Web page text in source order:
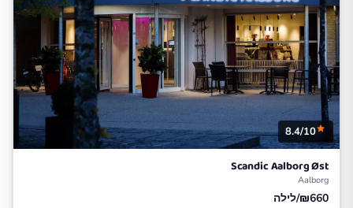
8.4/10
Scandic Aalborg Øst
Aalborg
₪660/לילה